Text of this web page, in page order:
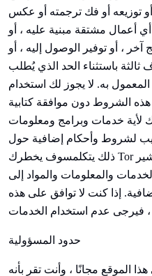
أو توزيعه أو فك ترجمته أو عكس
أعمال مشتقة مبنية عليه ، أو
، أو توفير الوصول إليه ، أو
باستثناء الحد الذي يُطلب
به. لا يجوز لك استخدام
الشروط دون موافقة كتابية
لأية خدمات وبرامج ومعلومات
لشروط وأحكام إضافية حول
ذلك يتكلمسوف يخطرك Tor في وقت التنزيل أو الوصول. سيشير
والمعلومات والمواد إلى
إذا كنت لا توافق على هذه
حدود المسؤولية
الموقع مجانًا ، وأنت تقر بأنه